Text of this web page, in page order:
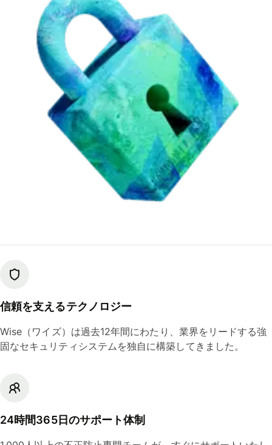
信頼を支えるテクノロジー
Wise（ワイズ）は過去12年間にわたり、業界をリードする強
固なセキュリティシステムを独自に構築してきました。
24時間365日のサポート体制